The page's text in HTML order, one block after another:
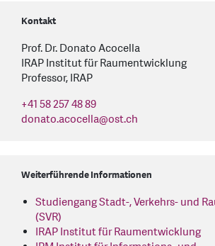
Kontakt
Prof. Dr. Donato Acocella
IRAP Institut für Raumentwicklung
Professor, IRAP
+41 58 257 48 89
donato.acocella@ost.ch
Weiterführende Informationen
Studiengang Stadt-, Verkehrs- und
(SVR)
IRAP Institut für Raumentwicklung